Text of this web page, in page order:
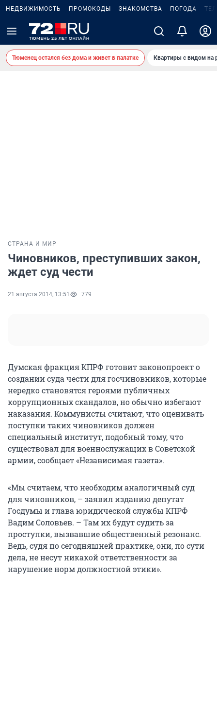
НЕДВИЖИМОСТЬ ПРОМОКОДЫ ЗНАКОМСТВА ПОГОДА
Тюменец остался без дома и живет в палатке Квартиры с видом на
СТРАНА И МИР
Чиновников, преступивших закон,
ждет суд чести
21 августа 2014, 13:51 779
Думская фракция КПРФ готовит законопроект о
создании суда чести для госчиновников, которые
нередко становятся героями публичных
коррупционных скандалов, но обычно избегают
наказания. Коммунисты считают, что оценивать
поступки таких чиновников должен
специальный институт, подобный тому, что
существовал для военнослужащих в Советской
армии, сообщает «Независимая газета».
«Мы считаем, что необходим аналогичный суд
для чиновников, – заявил изданию депутат
Госдумы и глава юридической службы КПРФ
Вадим Соловьев. – Там их будут судить за
проступки, вызвавшие общественный резонанс.
Ведь, судя по сегодняшней практике, они, по сути
дела, не несут никакой ответственности за
нарушение норм должностной этики».